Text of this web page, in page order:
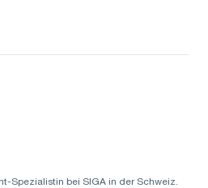
Spezialistin bei SIGA in der Schweiz.